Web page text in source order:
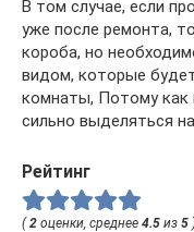
В том случае, если
уже после ремонта,
короба, но
видом, которые
комнаты, Потому как
сильно выделяться
Рейтинг
(2 оценки, среднее 4.5 из 5